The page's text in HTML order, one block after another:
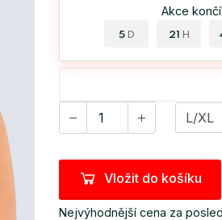
Akce
5 D 21 H
Vložit do košíku
Nejvýhodnější cena za